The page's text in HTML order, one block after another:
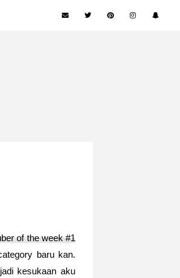
of the week #1
baru kan.
kesukaan aku